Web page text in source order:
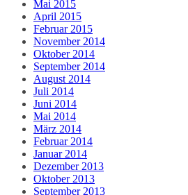
Mai 2015
April 2015
Februar 2015
November 2014
Oktober 2014
September 2014
August 2014
Juli 2014
Juni 2014
Mai 2014
März 2014
Februar 2014
Januar 2014
Dezember 2013
Oktober 2013
September 2013